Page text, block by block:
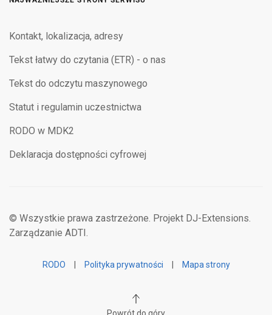
Kontakt, lokalizacja, adresy
Tekst łatwy do czytania (ETR) - o nas
Tekst do odczytu maszynowego
Statut i regulamin uczestnictwa
RODO w MDK2
Deklaracja dostępności cyfrowej
© Wszystkie prawa zastrzeżone. Projekt DJ-Extensions.
Zarządzanie ADTI.
RODO Polityka prywatności Mapa strony